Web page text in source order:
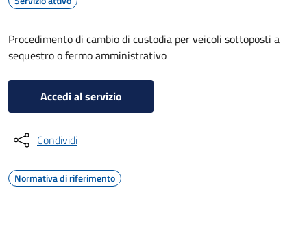
Procedimento di cambio di custodia per veicoli sottoposti a
sequestro o fermo amministrativo
Accedi al servizio
Condividi
Normativa di riferimento